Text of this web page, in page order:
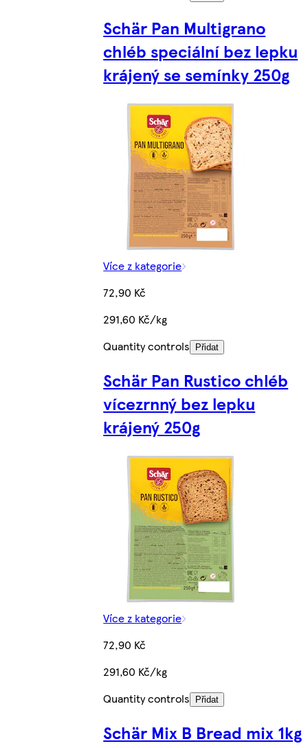
Schär Pan Multigrano
chléb speciální bez lepku
krájený se semínky 250g
Více z kategorie
72,90 Kč
291,60 Kč/kg
Quantity controls
Přidat
Schär Pan Rustico chléb
vícezrnný bez lepku
krájený 250g
Více z kategorie
72,90 Kč
291,60 Kč/kg
Quantity controls
Přidat
Schär Mix B Bread mix 1kg